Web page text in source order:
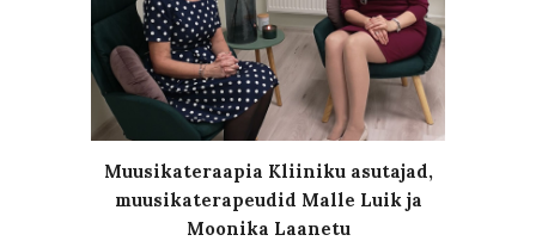
Muusikateraapia Kliiniku asutajad,
muusikaterapeudid Malle Luik ja
Moonika Laanetu